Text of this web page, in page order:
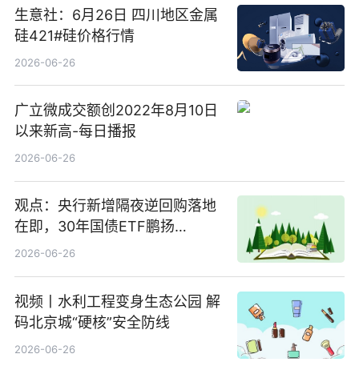
生意社：6月26日 四川地区金属
硅421#硅价格行情
2026-06-26
广立微成交额创2022年8月10日
以来新高-每日播报
2026-06-26
观点：央行新增隔夜逆回购落地
在即，30年国债ETF鹏扬
(511090) 盘中小幅上涨
2026-06-26
视频丨水利工程变身生态公园 解
码北京城“硬核”安全防线
2026-06-26